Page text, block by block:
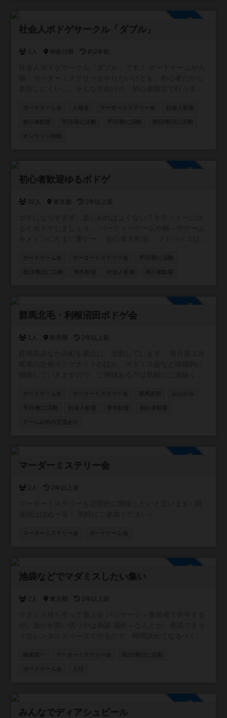
社会人ボドゲサークル「ダブル」
1人 神奈川県 約2年前
ミス会、オンラインでの開催も予定しています！ 開催場所
は横浜・川崎のレンタルスペース、参加メンバーにより都
ーミステリーの初心者によるサークルです。経験者で中
級〜上級のレベルを求める方はご遠慮ください🙇‍♂️ ボードゲ
ルに入っていけるか不安。そんな方はぜひお声掛けくださ
ボードゲーム会 人狼会 マーダーミステリー会 社会人歓迎
初心者歓迎 平日/昼に活動 平日/夜に活動 祝日/祭日に活動
オンライン対戦
初心者歓迎ゆるボドゲ
32人 東京都 2年以上前
でボドゲカフェなどでの開催になるかと思います。
ボードゲーム会 マーダーミステリー会 平日/夜に活動
祝日/祭日に活動 学生歓迎 社会人歓迎 初心者歓迎
群馬北毛・利根沼田ボドゲ会
1人 群馬県 2年以上前
ボードゲーム会 マーダーミステリー会 群馬近郊 みなかみ
平日/夜に活動 社会人歓迎 学生歓迎 初心者歓迎
ゲーム以外の交流あり
マーダーミステリー会
2人 2年以上前
マーダーミステリー会 ボードゲーム会
池袋などでマダミスしたい集い
2人 東京都 2年以上前
健康第一 マーダーミステリー会 祝日/祭日に活動
ボードゲーム会
みんなでディアシュピール